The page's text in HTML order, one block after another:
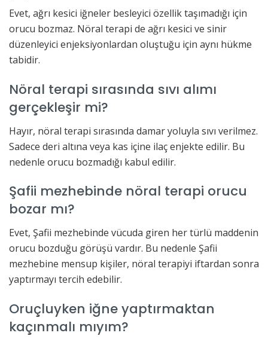
Evet, ağrı kesici iğneler besleyici özellik taşımadığı için
orucu bozmaz. Nöral terapi de ağrı kesici ve sinir
düzenleyici enjeksiyonlardan oluştuğu için aynı hükme
tabidir.
Nöral terapi sırasında sıvı alımı
gerçekleşir mi?
Hayır, nöral terapi sırasında damar yoluyla sıvı verilmez.
Sadece deri altına veya kas içine ilaç enjekte edilir. Bu
nedenle orucu bozmadığı kabul edilir.
Şafii mezhebinde nöral terapi orucu
bozar mı?
Evet, Şafii mezhebinde vücuda giren her türlü maddenin
orucu bozduğu görüşü vardır. Bu nedenle Şafii
mezhebine mensup kişiler, nöral terapiyi iftardan sonra
yaptırmayı tercih edebilir.
Oruçluyken iğne yaptırmaktan
kaçınmalı mıyım?